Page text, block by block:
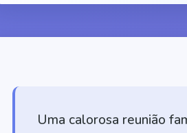
Uma calorosa reunião